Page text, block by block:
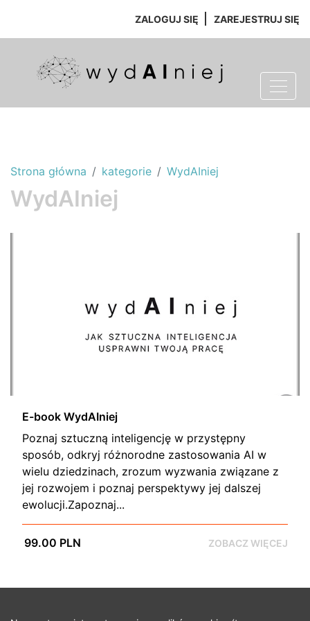
ZALOGUJ SIĘ ZAREJESTRUJ SIĘ
Strona główna kategorie WydAIniej
WydAIniej
E-book WydAIniej
Poznaj sztuczną inteligencję w przystępny
sposób, odkryj różnorodne zastosowania AI w
wielu dziedzinach, zrozum wyzwania związane z
jej rozwojem i poznaj perspektywy jej dalszej
ewolucji.Zapoznaj...
99.00 PLN ZOBACZ WIĘCEJ